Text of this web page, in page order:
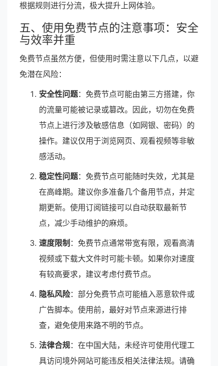
根据规则进行分流，极大提升上网体验。
五、使用免费节点的注意事项：安全
与效率并重
免费节点虽然方便，但使用时需注意以下几点，以避
免潜在风险：
安全性问题：免费节点可能由第三方搭建，你
的流量可能被记录或篡改。因此，切勿在免费
节点上进行涉及敏感信息（如网银、密码）的
操作。建议仅用于浏览网页、观看视频等非敏
感活动。
稳定性问题：免费节点可能随时失效，尤其是
在高峰期。建议你多准备几个备用节点，并定
期更新。使用订阅链接可以自动获取最新节
点，减少手动维护的麻烦。
速度限制 ：免费节点通常带宽有限，观看高清
视频或下载大文件时可能卡顿。如果你对速度
有较高要求，建议考虑付费节点。
隐私风险：部分免费节点可能植入恶意软件或
广告脚本。使用前，最好对节点来源进行排
查，避免使用来路不明的节点。
法律合规：在中国大陆，未经许可使用代理工
具访问境外网站可能违反相关法律法规。请确